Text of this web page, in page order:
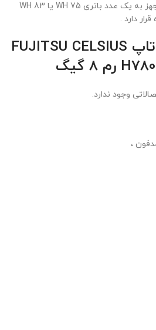
مجهز به یک عدد باتری 75 WH یا 83 WH
دارد .
لپ تاپ FUJITSU CELSIUS
وجود ندارد.
،